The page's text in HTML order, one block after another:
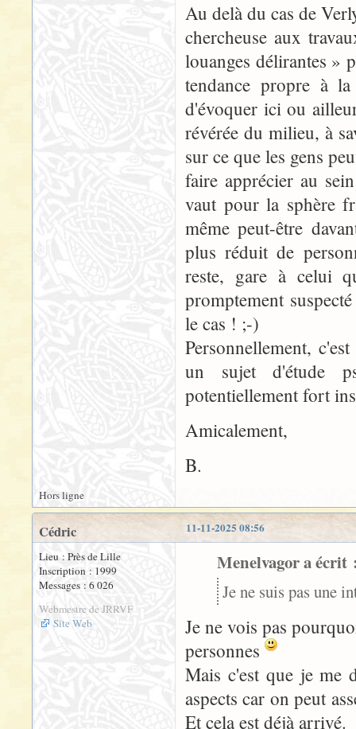
Au delà du cas de
chercheuse aux
louanges délirantes »
tendance propre à
d'évoquer ici ou
révérée du milieu, à
sur ce que les gens
faire apprécier au
vaut pour la sphère
même peut-être
plus réduit de
reste, gare à celui
promptement
le cas ! ;-)
Personnellement,
un sujet d'étude
potentiellement fort
Amicalement,
B.
Hors ligne
11-11-2025 08:56
Cédric
Lieu : Près de Lille
Inscription : 1999
Messages : 6 026
Webmestre de JRRVF
Site Web
Menelvagor a écrit
Je ne suis pas une
Je ne vois pas
personnes
Mais c'est que je me
aspects car on peut
Et cela est déjà arrivé.